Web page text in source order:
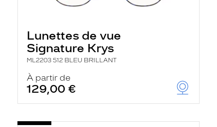
Lunettes de vue
Signature Krys
ML2203 512 BLEU BRILLANT
À partir de
129,00 €